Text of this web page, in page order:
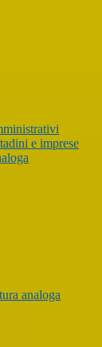
e imprese
analoga